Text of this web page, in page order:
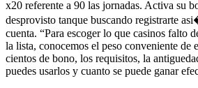
x20 referente a 90 las jornadas. Activa su
desprovisto tanque buscando registrarte
cuenta. “Para escoger lo que casinos falto
la lista, conocemos el peso conveniente de
cientos de bono, los requisitos, la
puedes usarlos y cuanto se puede ganar